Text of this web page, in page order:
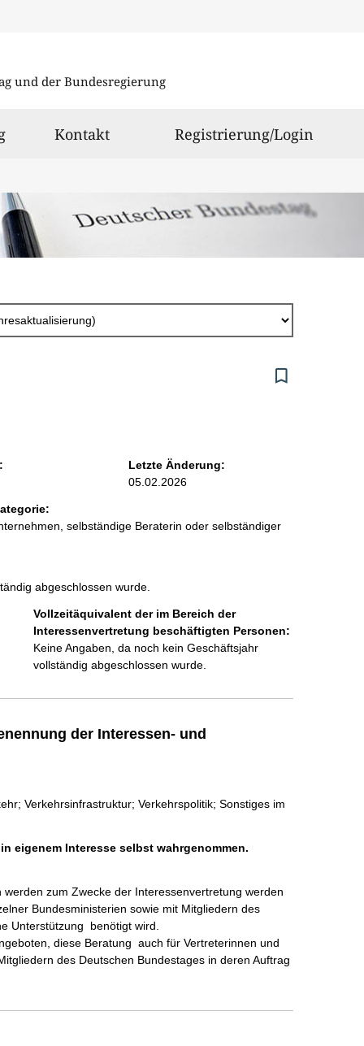
und der Bundesregierung
Kontakt Registrierung/Login
Letzte Änderung:
05.02.2026
selbständige Beraterin oder selbständiger
abgeschlossen wurde.
Vollzeitäquivalent der im Bereich der
Interessenvertretung beschäftigten Personen:
Keine Angaben, da noch kein Geschäftsjahr
vollständig abgeschlossen wurde.
der Interessen- und
Verkehrsinfrastruktur; Verkehrspolitik; Sonstiges im
eigenem Interesse selbst wahrgenommen.
zum Zwecke der Interessenvertretung werden
Bundesministerien sowie mit Mitgliedern des
Unterstützung  benötigt wird.
diese Beratung  auch für Vertreterinnen und
des Deutschen Bundestages in deren Auftrag